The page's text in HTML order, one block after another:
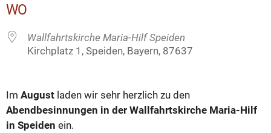
WO
Wallfahrtskirche Maria-Hilf Speiden
Kirchplatz 1, Speiden, Bayern, 87637
Im August laden wir sehr herzlich zu den
Abendbesinnungen in der Wallfahrtskirche Maria-Hilf
in Speiden ein.